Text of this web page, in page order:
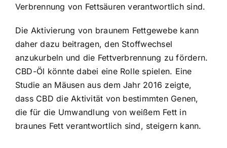
Verbrennung von Fettsäuren verantwortlich sind.
Die Aktivierung von braunem Fettgewebe kann
daher dazu beitragen, den Stoffwechsel
anzukurbeln und die Fettverbrennung zu fördern.
CBD-Öl könnte dabei eine Rolle spielen. Eine
Studie an Mäusen aus dem Jahr 2016 zeigte,
dass CBD die Aktivität von bestimmten Genen,
die für die Umwandlung von weißem Fett in
braunes Fett verantwortlich sind, steigern kann.